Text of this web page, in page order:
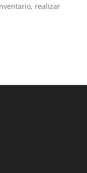
realizar